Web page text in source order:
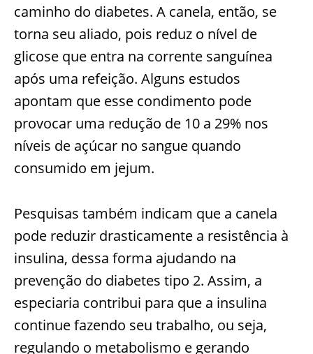
caminho do diabetes. A canela, então, se
torna seu aliado, pois reduz o nível de
glicose que entra na corrente sanguínea
após uma refeição. Alguns estudos
apontam que esse condimento pode
provocar uma redução de 10 a 29% nos
níveis de açúcar no sangue quando
consumido em jejum.
Pesquisas também indicam que a canela
pode reduzir drasticamente a resistência à
insulina, dessa forma ajudando na
prevenção do diabetes tipo 2. Assim, a
especiaria contribui para que a insulina
continue fazendo seu trabalho, ou seja,
regulando o metabolismo e gerando